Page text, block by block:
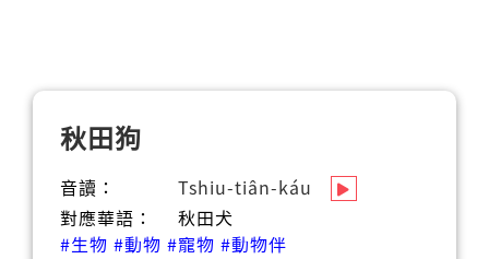
秋田狗
音讀：
Tshiu-tiân-káu
對應華語：
秋田犬
#生物 #動物 #寵物 #動物伴